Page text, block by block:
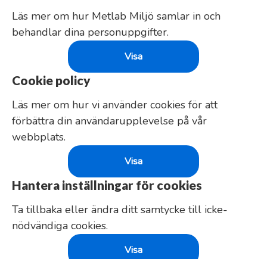
Läs mer om hur Metlab Miljö samlar in och
behandlar dina personuppgifter.
Visa
Cookie policy
Läs mer om hur vi använder cookies för att
förbättra din användarupplevelse på vår
webbplats.
Visa
Hantera inställningar för cookies
Ta tillbaka eller ändra ditt samtycke till icke-
nödvändiga cookies.
Visa